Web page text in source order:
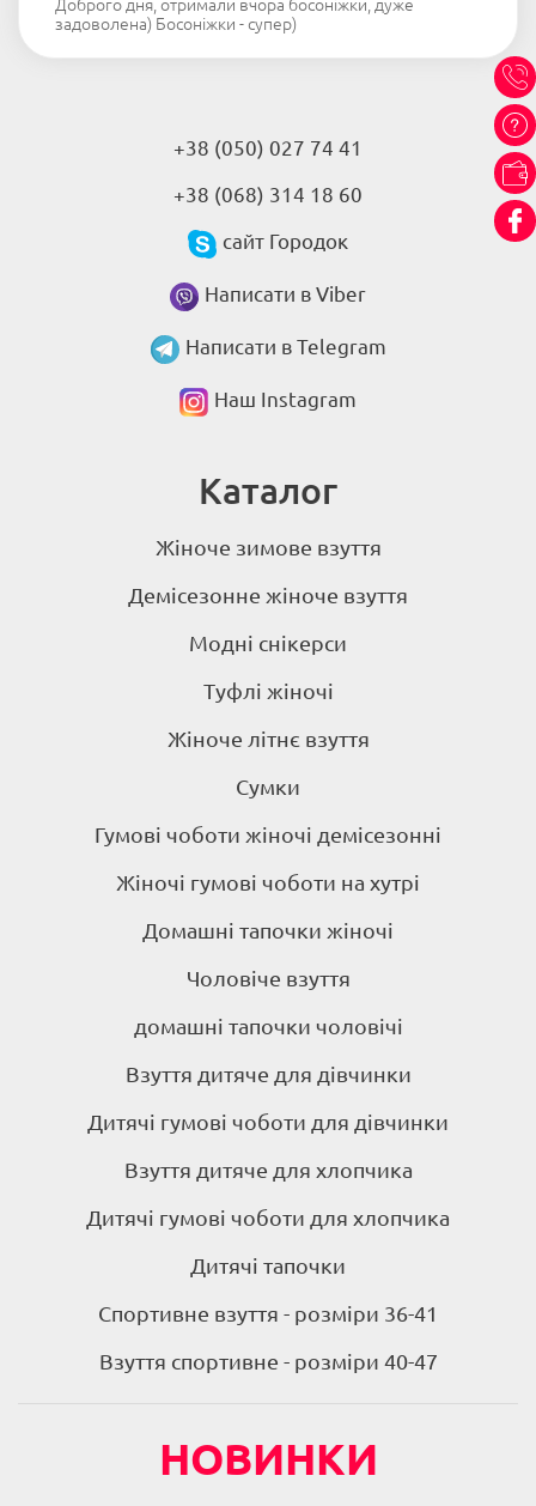
Доброго дня, отримали вчора босоніжки, дуже
задоволена) Босоніжки - супер)
+38 (050) 027 74 41
+38 (068) 314 18 60
сайт Городок
Написати в Viber
Написати в Telegram
Наш Instagram
Каталог
Жіноче зимове взуття
Демісезонне жіноче взуття
Модні снікерси
Туфлі жіночі
Жіноче літнє взуття
Сумки
Гумові чоботи жіночі демісезонні
Жіночі гумові чоботи на хутрі
Домашні тапочки жіночі
Чоловіче взуття
домашні тапочки чоловічі
Взуття дитяче для дівчинки
Дитячі гумові чоботи для дівчинки
Взуття дитяче для хлопчика
Дитячі гумові чоботи для хлопчика
Дитячі тапочки
Спортивне взуття - розміри 36-41
Взуття спортивне - розміри 40-47
НОВИНКИ